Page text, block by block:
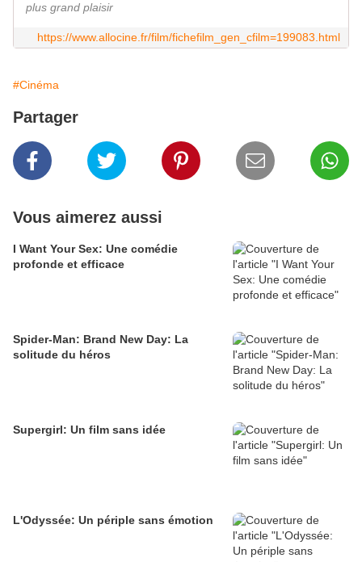
plus grand plaisir
https://www.allocine.fr/film/fichefilm_gen_cfilm=199083.html
#Cinéma
Partager
Vous aimerez aussi
I Want Your Sex: Une comédie
profonde et efficace
Spider-Man: Brand New Day: La
solitude du héros
Supergirl: Un film sans idée
L'Odyssée: Un périple sans émotion